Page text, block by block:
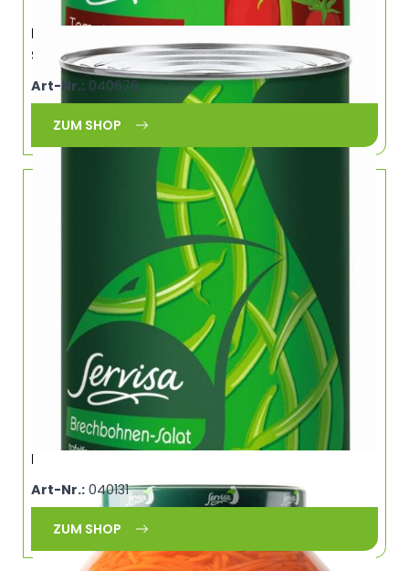
Bohnensalat (Brechbohnen) grün tafelfertig
SB 5/1
Art-Nr.: 040676
ZUM SHOP
Karottensalat Streifen SERVISA 0248
Art-Nr.:040131
ZUM SHOP